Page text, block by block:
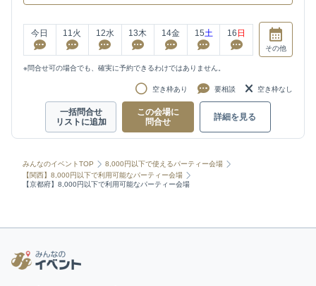
今日 11 火 12水 13木 14金 15土 16 日
その他
※問合せ可の場合でも、確実に予約できるわけではありません。
空き枠あり 要相談 空き枠なし
一括問合せ
リストに追加
この会場に
問合せ
詳細を見る
みんなのイベントTOP
8,000円以下で使えるパーティー会場
【関西】8,000円以下で利用可能なパーティー会場
【京都府】8,000円以下で利用可能なパーティー会場